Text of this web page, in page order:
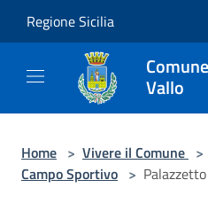
Regione Sicilia
Vallo
Home > Vivere il Comune >
Campo Sportivo >